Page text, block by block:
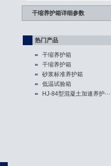
干缩养护箱详细参数
热门产品
干缩养护箱
干缩养护箱
砂浆标准养护箱
低温试验箱
HJ-84型混凝土加速养护···